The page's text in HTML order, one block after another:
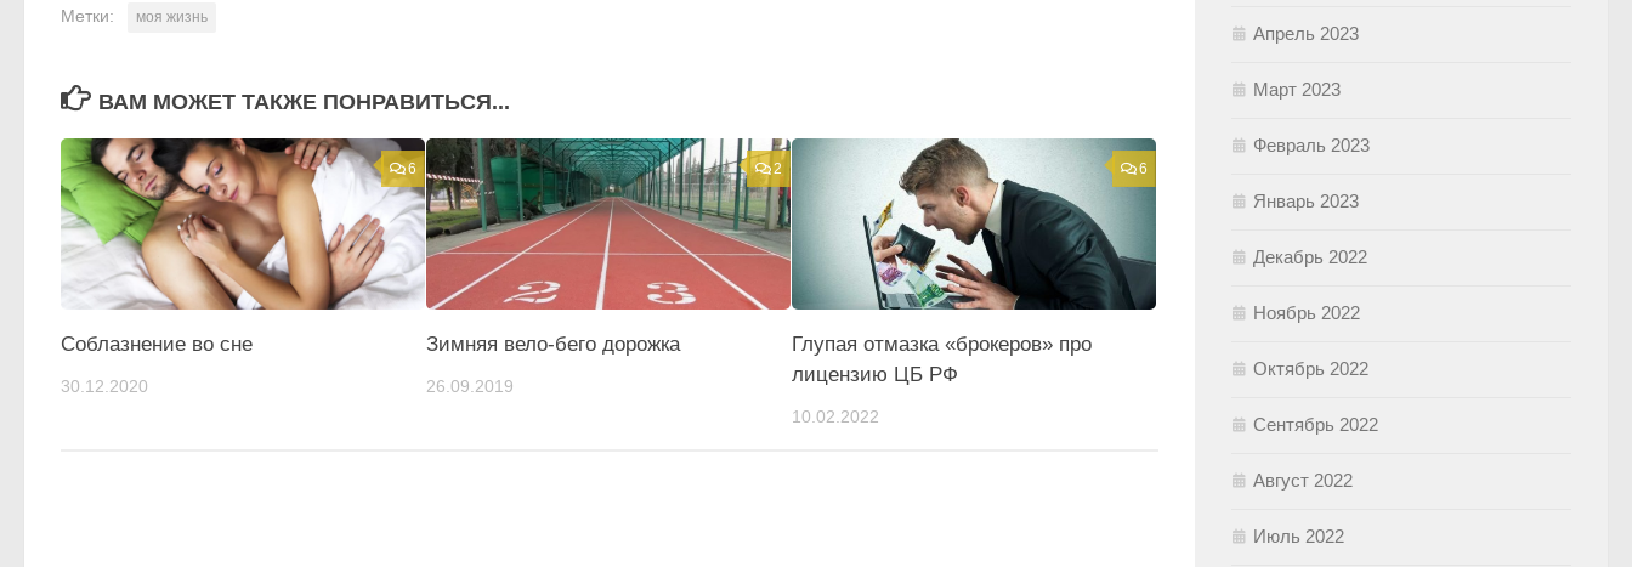
Метки: моя жизнь
ВАМ МОЖЕТ ТАКЖЕ ПОНРАВИТЬСЯ...
6
Соблазнение во сне
30.12.2020
2
Зимняя вело-бего дорожка
26.09.2019
6
Глупая отмазка «брокеров» про
лицензию ЦБ РФ
10.02.2022
Апрель 2023
Март 2023
Февраль 2023
Январь 2023
Декабрь 2022
Ноябрь 2022
Октябрь 2022
Сентябрь 2022
Август 2022
Июль 2022